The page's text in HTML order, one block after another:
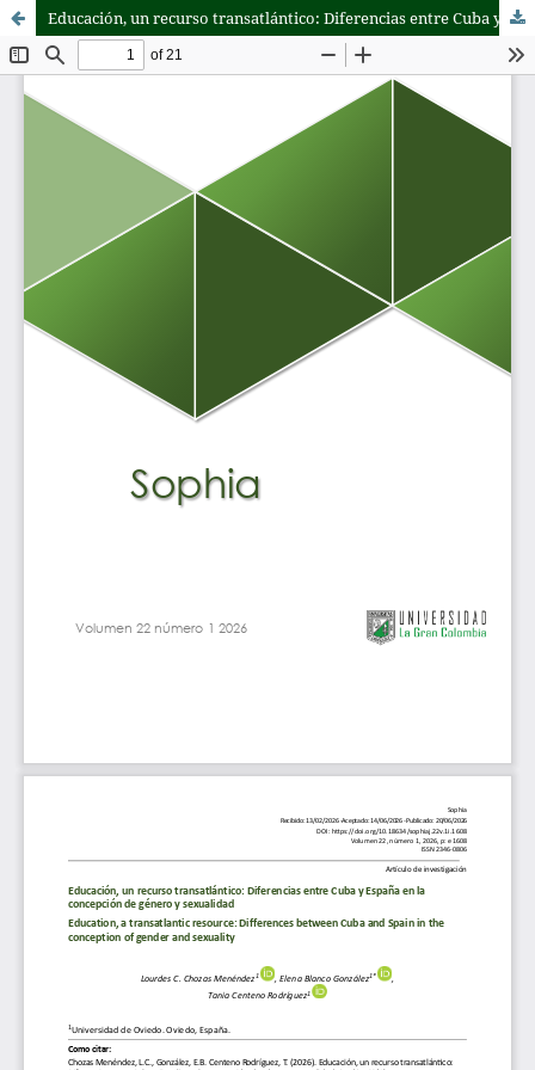
Educación, un recurso transatlántico: Diferencias entre Cuba y España en la concepción de género y sexualidad